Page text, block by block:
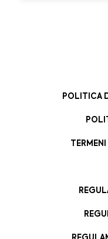
POLITICA